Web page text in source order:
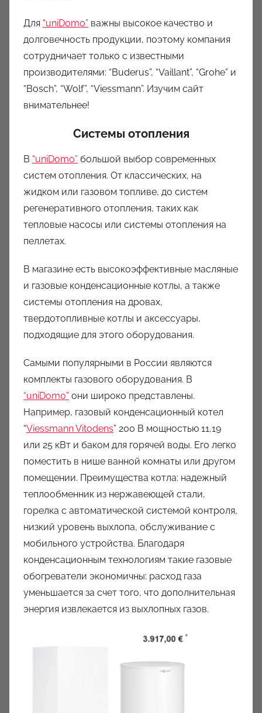
c
i
o
n
y
Для “uniDomo” важны высокое качество и
долговечность продукции, поэтому компания
сотрудничает только с известными
производителями: “Buderus”, “Vaillant”, “Grohe” и
“Bosch”, “Wolf”, “Viessmann”. Изучим сайт
внимательнее!
Системы отопления
В “uniDomo” большой выбор современных
систем отопления. От классических, на
жидком или газовом топливе, до систем
регенеративного отопления, таких как
тепловые насосы или системы отопления на
пеллетах.
В магазине есть высокоэффективные масляные
и газовые конденсационные котлы, а также
системы отопления на дровах,
твердотопливные котлы и аксессуары,
подходящие для этого оборудования.
Самыми популярными в России являются
комплекты газового оборудования. В
“uniDomo” они широко представлены.
Например, газовый конденсационный котел
“Viessmann Vitodens” 200 В мощностью 11,19
или 25 кВт и баком для горячей воды. Его легко
поместить в нише ванной комнаты или другом
помещении. Преимущества котла: надежный
теплообменник из нержавеющей стали,
горелка с автоматической системой контроля,
низкий уровень выхлопа, обслуживание с
мобильного устройства. Благодаря
конденсационным технологиям такие газовые
обогреватели экономичны: расход газа
уменьшается за счет того, что дополнительная
энергия извлекается из выхлопных газов.